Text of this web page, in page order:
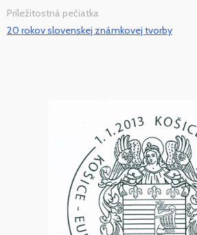
Príležitostná pečiatka
20 rokov slovenskej známkovej tvorby